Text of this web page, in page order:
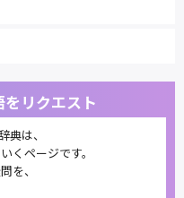
リクエスト
典は、
くページです。
を、